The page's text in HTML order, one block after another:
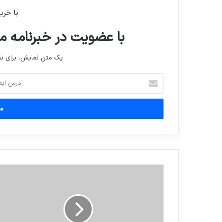
با
با عضویت در خبرنامه
یک متن نمایش،
آدرس
ایمیل
خود
وارد